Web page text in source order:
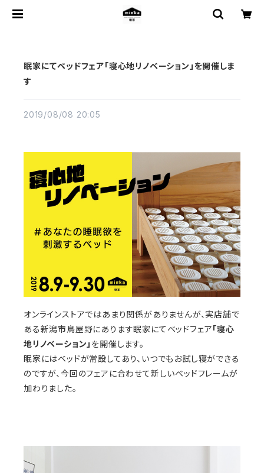
眠家にてベッドフェア「寝心地リノベーション」を開催しま
す
2019/08/08 20:05
オンラインストアではあまり関係がありませんが、実店舗で
ある新潟市鳥屋野にあります眠家にてベッドフェア「寝心
地リノベーション」 を開催します。
眠家にはベッドが常設してあり、いつでもお試し寝ができる
のですが、今回のフェアに合わせて新しいベッドフレームが
加わりました。